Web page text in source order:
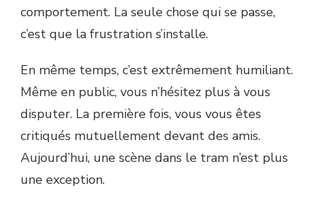
comportement. La seule chose qui se passe,
c’est que la frustration s’installe.
En même temps, c’est extrêmement humiliant.
Même en public, vous n’hésitez plus à vous
disputer. La première fois, vous vous êtes
critiqués mutuellement devant des amis.
Aujourd’hui, une scène dans le tram n’est plus
une exception.